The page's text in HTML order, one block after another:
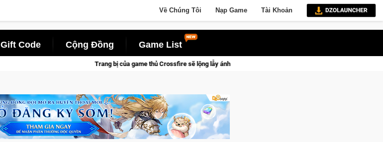
Về Chúng Tôi Nạp Game Tài Khoản
Gift Code Cộng Đồng Game List
Trang bị của game thủ Crossfire sẽ lộng lẫy ánh đèn với Kho Báu Hoàng Gia Sapphire Neon Punk